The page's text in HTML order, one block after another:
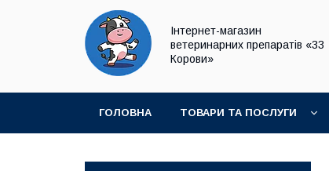
Інтернет-магазин
ветеринарних препаратів «33
Корови»
ГОЛОВНА ТОВАРИ ТА ПОСЛУГИ